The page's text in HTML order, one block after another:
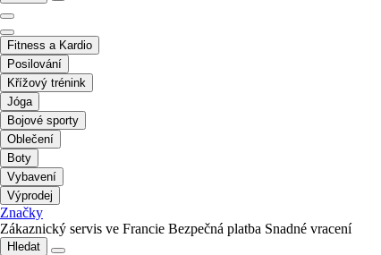
Fitness a Kardio
Posilování
Křížový trénink
Jóga
Bojové sporty
Oblečení
Boty
Vybavení
Výprodej
Značky
Zákaznický servis ve Francie Bezpečná platba Snadné vracení
Hledat